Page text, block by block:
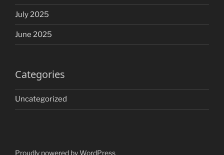
July 2025
June 2025
Categories
Uncategorized
Proudly powered by WordPress